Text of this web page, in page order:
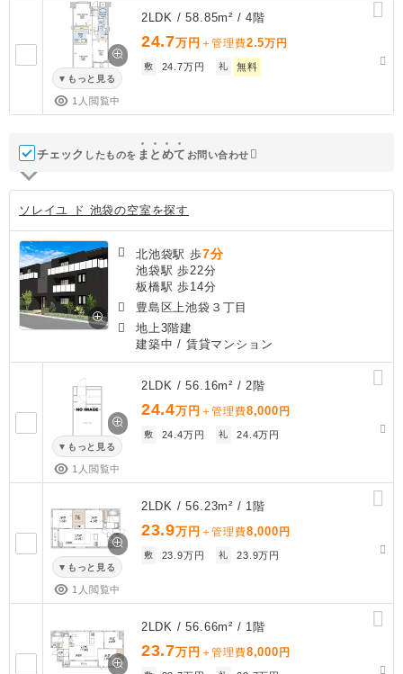
もっと見る
1人閲覧中
2LDK / 58.85m² / 4階
24.7万円 ＋管理費2.5万円
敷 24.7万円 礼 無料
チェック したものを ま と めて お問い合わせ
ソレイユ ド 池袋の空室を探す
北池袋駅 歩7分
池袋駅 歩22分
板橋駅 歩14分
豊島区上池袋３丁目
地上3階建
建築中 / 賃貸マンション
もっと見る
1人閲覧中
2LDK / 56.16m² / 2階
24.4万円 ＋管理費8,000 円
敷 24.4万円 礼 24.4万円
もっと見る
1人閲覧中
2LDK / 56.23m² / 1階
23.9万円 ＋管理費8,000 円
敷 23.9万円 礼 23.9万円
2LDK / 56.66m² / 1階
23.7万円 ＋管理費8,000 円